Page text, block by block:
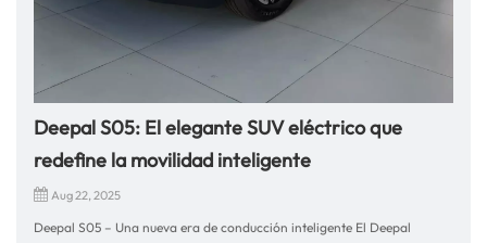
Deepal S05: El elegante SUV eléctrico que
redefine la movilidad inteligente
Aug 22, 2025
Deepal S05 – Una nueva era de conducción inteligente El Deepal